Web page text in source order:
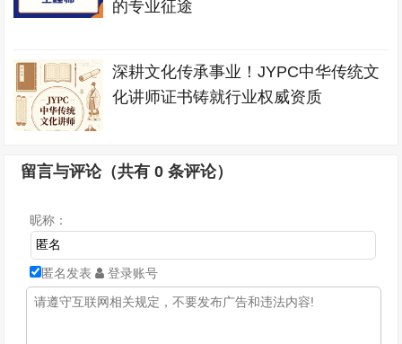
的专业征途
深耕文化传承事业！JYPC中华传统文
化讲师证书铸就行业权威资质
留言与评论（共有0 条评论）
昵称：
匿名发表 登录账号